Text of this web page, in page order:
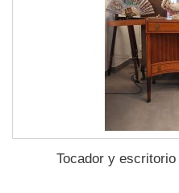
Tocador y